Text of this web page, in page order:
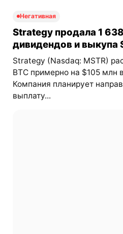
Негативная
Strategy продала 1
дивидендов и выкупа
Strategy (Nasdaq: MSTR)
BTC примерно на $105 млн
Компания планирует
выплату...